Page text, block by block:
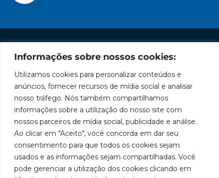
Informações sobre nossos cookies:
Utilizamos cookies para personalizar conteúdos e
anúncios, fornecer recursos de mídia social e analisar
nosso tráfego. Nós também compartilhamos
informações sobre a utilização do nosso site com
nossos parceiros de mídia social, publicidade e análise.
Ao clicar em "Aceito", você concorda em dar seu
consentimento para que todos os cookies sejam
usados e as informações sejam compartilhadas. Você
pode gerenciar a utilização dos cookies clicando em
Marca
líder
em
fabricação
de
equipamentos
para
lubrificação
Políticas
Privacidade
Políticas
de
Cookies
Institucional
A Bozza
Soluções
Assistências
Técnicas
Seja um
representante
Trabalhe
Localização
Rua
Tiradentes,
931 – Anexo
Franchini,
50/96
Fale
Conosco
SAC: 0800
019 5050
Redes
Facebook
LinkedIn
Instagram